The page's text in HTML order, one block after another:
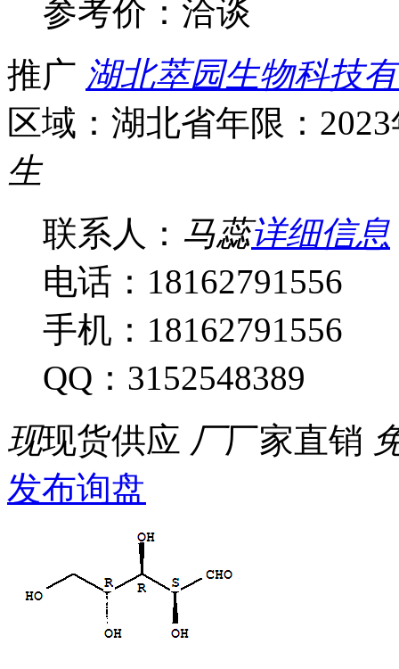
参考价： 洽谈
推广 湖北萃园生物科技
区域：湖北省年限：
生
联系人： 马蕊详细信息
电话：18162791556
手机：18162791556
QQ：3152548389
现现货供应 厂厂家直销
发布询盘